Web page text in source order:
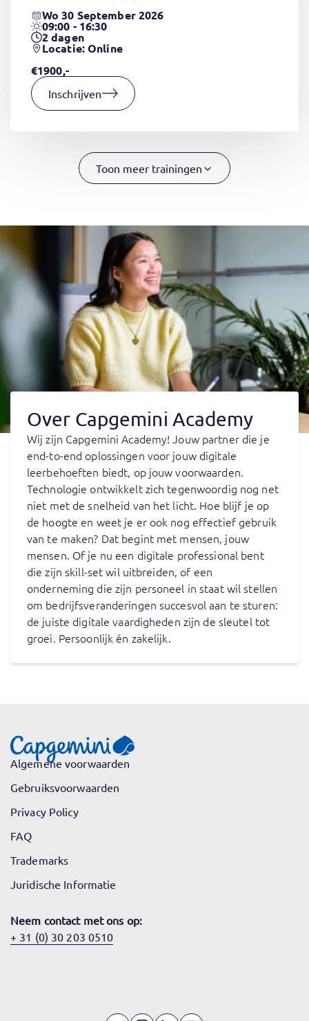
Wo 30 September 2026
09:00 - 16:30
2dagen
Locatie: Online
€1900,-
Inschrijven
Toon meer trainingen
Over Capgemini Academy
Wij zijn Capgemini Academy! Jouw partner die je
end-to-end oplossingen voor jouw digitale
leerbehoeften biedt, op jouw voorwaarden.
Technologie ontwikkelt zich tegenwoordig nog net
niet met de snelheid van het licht. Hoe blijf je op
de hoogte en weet je er ook nog effectief gebruik
van te maken? Dat begint met mensen, jouw
mensen. Of je nu een digitale professional bent
die zijn skill-set wil uitbreiden, of een
onderneming die zijn personeel in staat wil stellen
om bedrijfsveranderingen succesvol aan te sturen:
de juiste digitale vaardigheden zijn de sleutel tot
groei. Persoonlijk én zakelijk.
Algemene voorwaarden
Gebruiksvoorwaarden
Privacy Policy
FAQ
Trademarks
Juridische Informatie
Neem contact met ons op:
+ 31 (0) 30 203 0510